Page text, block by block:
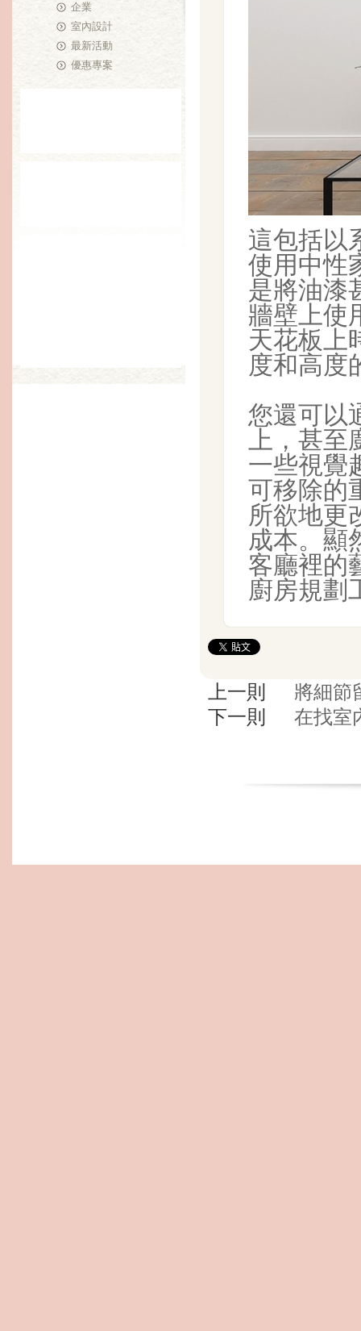
企業
室內設計
最新活動
優惠專案
這包括以
使用中性
是將油漆
牆壁上使
天花板上
度和高度
您還可以
上，甚至
一些視覺
可移除的
所欲地更
成本。顯
客廳裡的
廚房規劃
上一則
將細節
下一則
在找室